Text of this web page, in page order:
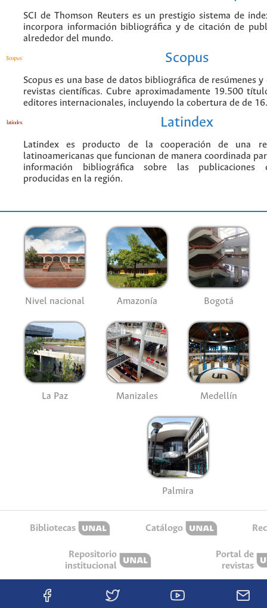
SCI de Thomson Reuters es un prestigio sistema de
incorpora información bibliográfica y de citación de
alrededor del mundo.
Scopus
Scopus es una base de datos bibliográfica de resúmenes
revistas científicas. Cubre aproximadamente 19.500
editores internacionales, incluyendo la cobertura de de
Latindex
Latindex es producto de la cooperación de una
latinoamericanas que funcionan de manera coordinada
información bibliográfica sobre las publicaciones
producidas en la región.
Nivel nacional Amazonía Bogotá
La Paz Manizales Medellín
Palmira
Bibliotecas Catálogo
Repositorio
institucional
Portal de
revistas